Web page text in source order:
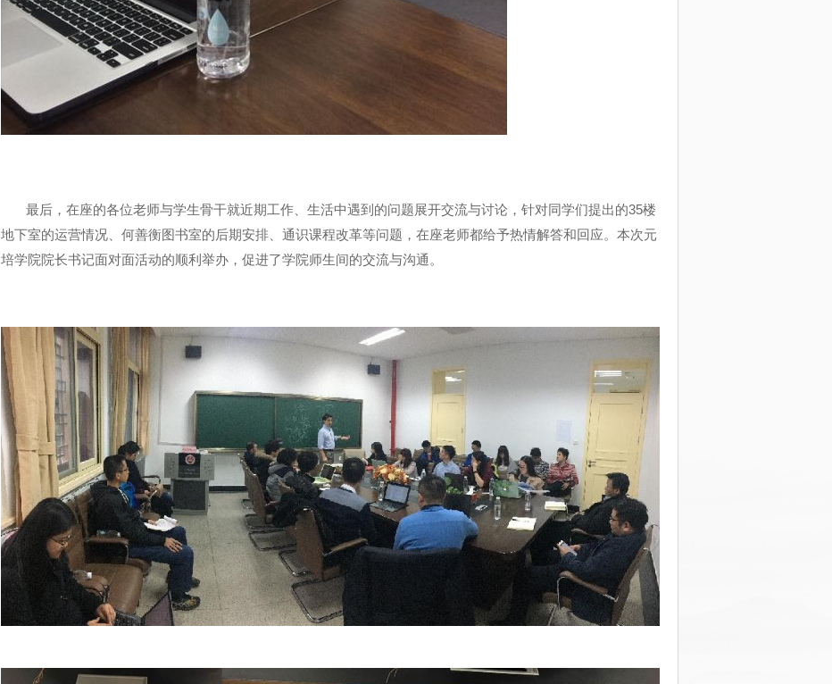
最后，在座的各位老师与学生骨干就近期工作、生活中遇到的问题展开交流与讨论，针对同学们提出的35楼
地下室的运营情况、何善衡图书室的后期安排、通识课程改革等问题，在座老师都给予热情解答和回应。本次元
培学院院长书记面对面活动的顺利举办，促进了学院师生间的交流与沟通。